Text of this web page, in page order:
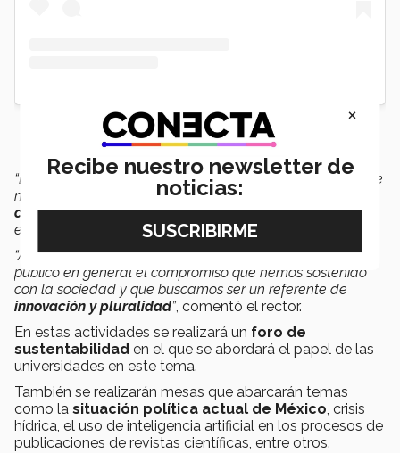
“Este evento nos ayudará a reflexionar sobre el papel que
nuestra universidad ha tenido en la
conocimientoy cultura a lo largo de las décadas de
existencia que tiene.
“Además de compartir con la comunidad académica y el
público en general el compromiso que hemos sostenido
con la sociedad y que buscamos ser un referente de
innovación y pluralidad”, comentó el rector.
En estas actividades se realizará un foro de
sustentabilidad en el que se abordará el papel de las
universidades en este tema.
También se realizarán mesas que abarcarán temas
como la situación política actual de México, crisis
hídrica, el uso de inteligencia artificial en los procesos de
publicaciones de revistas científicas, entre otros.
×
Recibe nuestro newsletter de
noticias: